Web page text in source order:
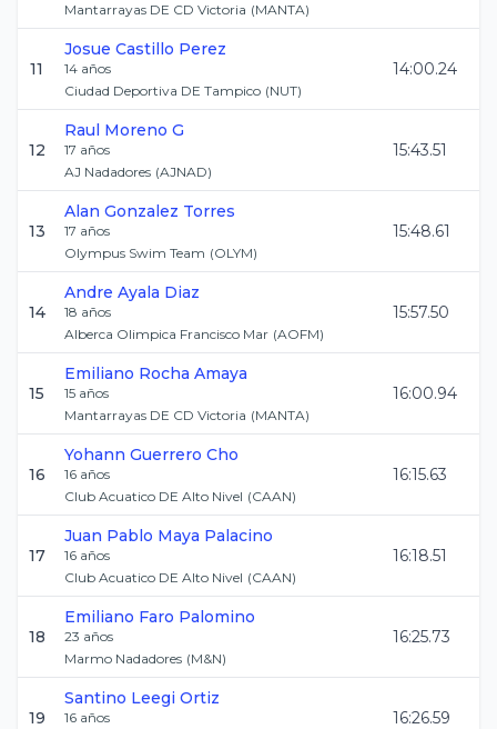
Mantarrayas DE CD Victoria (MANTA)
11
Josue Castillo Perez
14 años
Ciudad Deportiva DE Tampico (NUT)
14:00.24
12
Raul Moreno G
17 años
AJ Nadadores (AJNAD)
15:43.51
13
Alan Gonzalez Torres
17 años
Olympus Swim Team (OLYM)
15:48.61
14
Andre Ayala Diaz
18 años
Alberca Olimpica Francisco Mar (AOFM)
15:57.50
15
Emiliano Rocha Amaya
15 años
Mantarrayas DE CD Victoria (MANTA)
16:00.94
16
Yohann Guerrero Cho
16 años
Club Acuatico DE Alto Nivel (CAAN)
16:15.63
17
Juan Pablo Maya Palacino
16 años
Club Acuatico DE Alto Nivel (CAAN)
16:18.51
18
Emiliano Faro Palomino
23 años
Marmo Nadadores (M&N)
16:25.73
19
Santino Leegi Ortiz
16 años
16:26.59